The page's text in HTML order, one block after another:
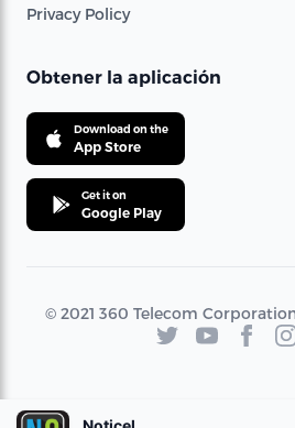
Privacy Policy
Obtener la aplicación
Download on the
App Store
Get it on
Google Play
© 2021 360 Telecom